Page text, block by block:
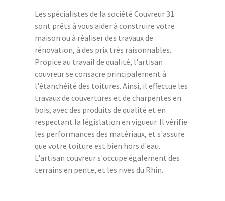
Les spécialistes de la société Couvreur 31
sont prêts à vous aider à construire votre
maison ou à réaliser des travaux de
rénovation, à des prix très raisonnables.
Propice au travail de qualité, l'artisan
couvreur se consacre principalement à
l'étanchéité des toitures. Ainsi, il effectue les
travaux de couvertures et de charpentes en
bois, avec des produits de qualité et en
respectant la législation en vigueur. Il vérifie
les performances des matériaux, et s'assure
que votre toiture est bien hors d'eau.
L'artisan couvreur s'occupe également des
terrains en pente, et les rives du Rhin.